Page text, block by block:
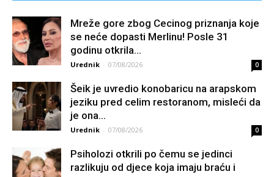
Mreže gore zbog Cecinog priznanja koje
se neće dopasti Merlinu! Posle 31
godinu otkrila...
Urednik - 07/08/2026 0
Šeik je uvredio konobaricu na arapskom
jeziku pred celim restoranom, misleći da
je ona...
Urednik - 07/08/2026 0
Psiholozi otkrili po čemu se jedinci
razlikuju od djece koja imaju braću i